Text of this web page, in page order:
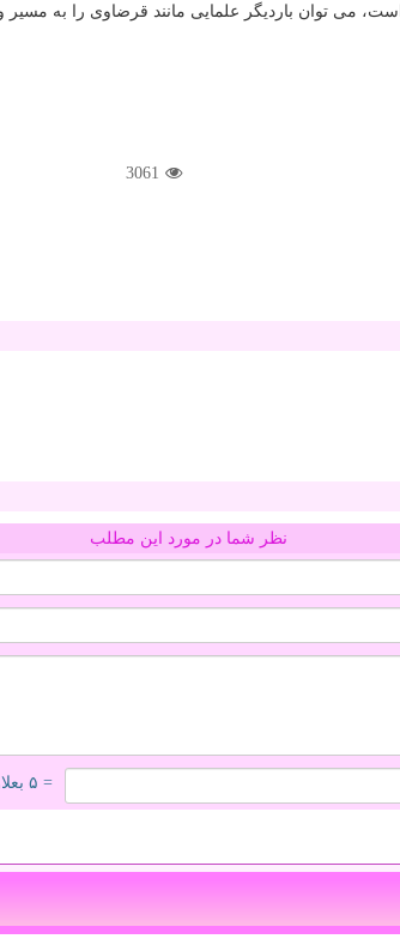
می توان باردیگر علمایی مانند قرضاوی را به مسیر
3061
نظر شما در مورد این مطلب
= ۵ بعلاوه ۱